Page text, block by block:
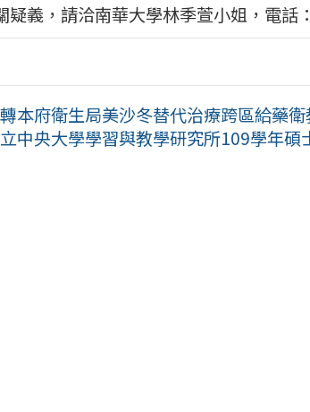
疑義，請洽南華大學林季萱小姐，電話
本府衛生局美沙冬替代治療跨區給藥衛
中央大學學習與教學研究所109學年碩